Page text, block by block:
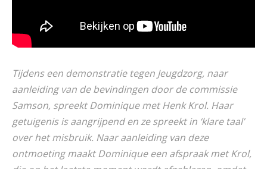
Tijdens een demonstratie tegen Jeugdzorg, naar
aanleiding van de bevindingen door de commissie
Samson, spreekt Dominique met Henk Krol. Haar
getuigenis is aangrijpend en ze spreekt in ‘klare taal’
over het misbruik. Naar aanleiding van deze
ontmoeting maakt Dominique een afspraak met Krol,